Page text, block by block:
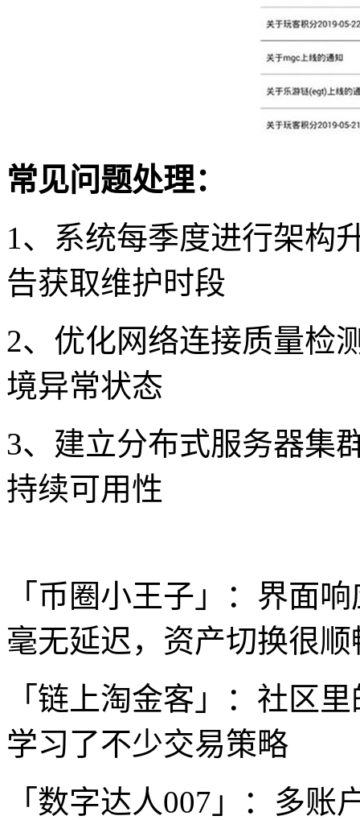
常见问题处理：
1、系统每季度进行架构
告获取维护时段
2、优化网络连接质量检
境异常状态
3、建立分布式服务器集
持续可用性
「币圈小王子」：界面
毫无延迟，资产切换很顺
「链上淘金客」：社区
学习了不少交易策略
「数字达人007」：多